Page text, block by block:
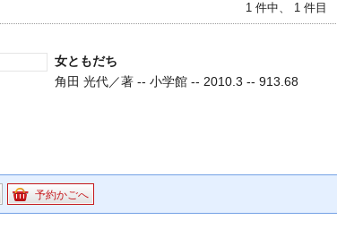
1 件中、 1 件目
女ともだち
角田 光代／著 -- 小学館 -- 2010.3 -- 913.68
予約かごへ